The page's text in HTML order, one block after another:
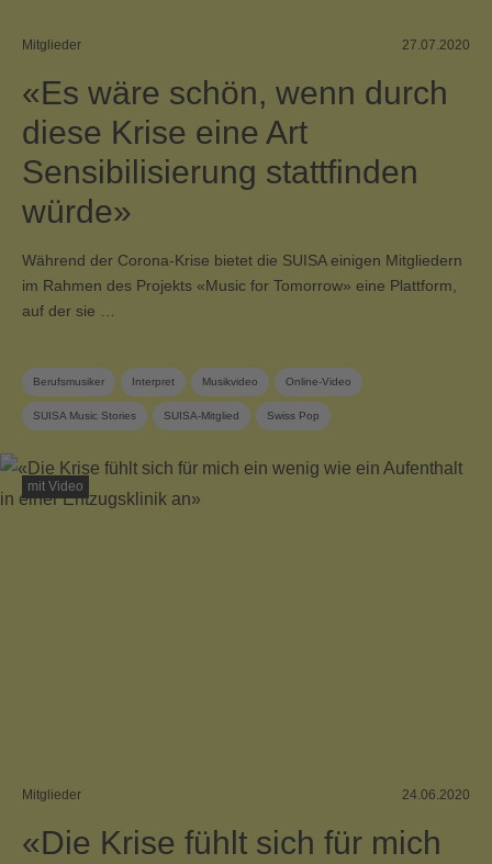
Mitglieder 27.07.2020
«Es wäre schön, wenn durch
diese Krise eine Art
Sensibilisierung stattfinden
würde»
Während der Corona-Krise bietet die SUISA einigen Mitgliedern
im Rahmen des Projekts «Music for Tomorrow» eine Plattform,
auf der sie …
Berufsmusiker Interpret Musikvideo Online-Video
SUISA Music Stories SUISA-Mitglied Swiss Pop
mit Video
Mitglieder 24.06.2020
«Die Krise fühlt sich für mich